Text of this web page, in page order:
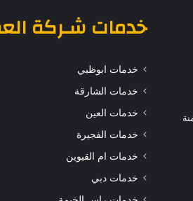
خدمات شـركة
خدمات ابوظبي
خدمات الشارقة
خدمات العين
خدمات الفجيرة
خدمات ام القيوين
خدمات دبي